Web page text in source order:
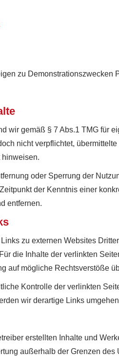
zu Demonstrationszwecken
wir gemäß § 7 Abs.1 TMG für
nicht verpflichtet,
hinweisen.
oder Sperrung der
der Kenntnis einer
entfernen.
zu externen Websites
die Inhalte der verlinkten
auf mögliche Rechtsverstöße
Kontrolle der verlinkten
wir derartige Links
erstellten Inhalte und
außerhalb der Grenzen